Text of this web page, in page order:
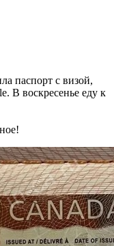
паспорт с визой,
В воскресенье еду к